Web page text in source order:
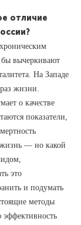
отличие
бы вычеркивают
На Западе
жизни.
о качестве
показатели,
— но какой
это
и подумать
методы